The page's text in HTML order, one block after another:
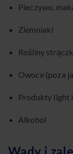
Pieczywo,
Ziemniaki
Rośliny
Owoce (poza
Produkty light
Alkohol